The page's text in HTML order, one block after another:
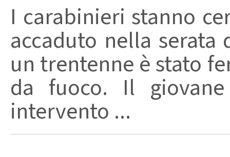
I carabinieri stanno
accaduto nella serata
un trentenne è stato
da fuoco. Il
intervento ...